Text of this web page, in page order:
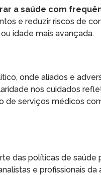
a saúde com
e reduzir riscos de
idade mais avançada.
onde aliados e
nos cuidados
de serviços médicos
das políticas de saúde
e profissionais da